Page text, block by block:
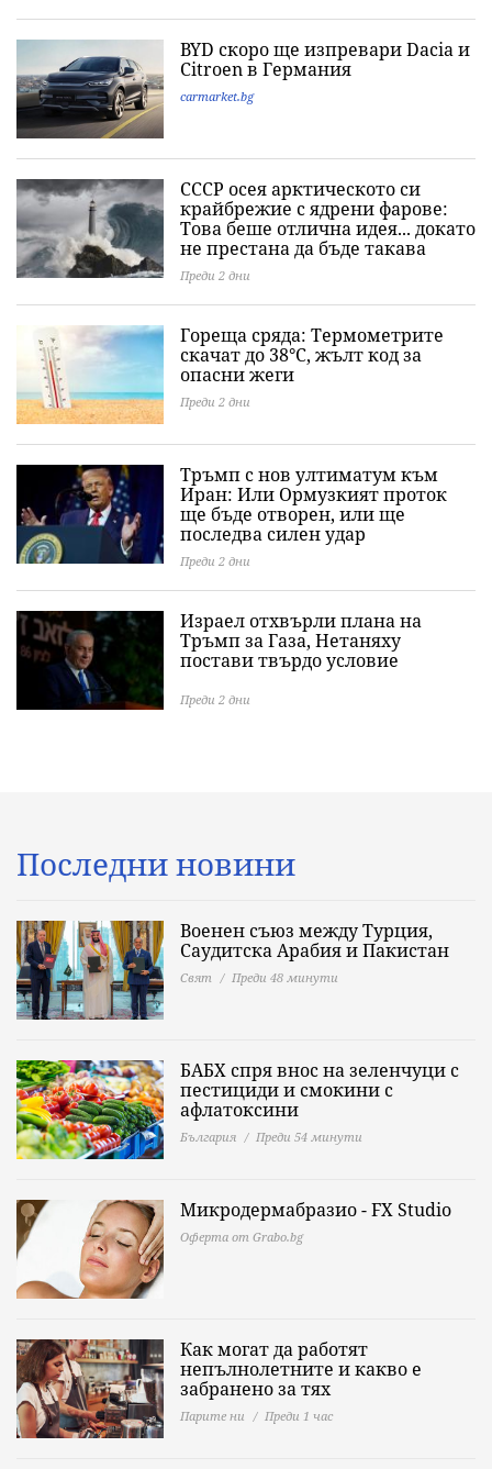
BYD скоро ще изпревари Dacia и
Citroеn в Германия
carmarket.bg
СССР осея арктическото си
крайбрежие с ядрени фарове:
Това беше отлична идея... докато
не престана да бъде такава
Преди 2 дни
Гореща сряда: Термометрите
скачат до 38°C, жълт код за
опасни жеги
Преди 2 дни
Тръмп с нов ултиматум към
Иран: Или Ормузкият проток
ще бъде отворен, или ще
последва силен удар
Преди 2 дни
Израел отхвърли плана на
Тръмп за Газа, Нетаняху
постави твърдо условие
Преди 2 дни
Последни новини
Военен съюз между Турция,
Саудитска Арабия и Пакистан
Свят Преди 48 минути
БАБХ спря внос на зеленчуци с
пестициди и смокини с
афлатоксини
България Преди 54 минути
Микродермабразио - FX Studio
Оферта от Grabo.bg
Как могат да работят
непълнолетните и какво е
забранено за тях
Парите ни Преди 1 час